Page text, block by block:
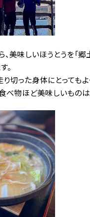
美味しいほうとうを「
。
切った身体にとっても
べ物ほど美味しいものは